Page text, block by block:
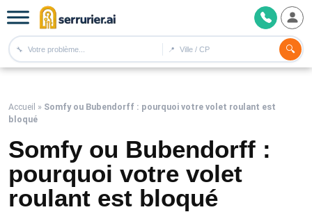
🔧 📍 🔍
Accueil » Somfy ou Bubendorff : pourquoi votre volet roulant est
bloqué
Somfy ou Bubendorff :
pourquoi votre volet
roulant est bloqué